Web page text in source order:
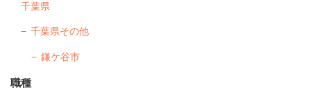
千葉県
千葉県その他
鎌ケ谷市
職種